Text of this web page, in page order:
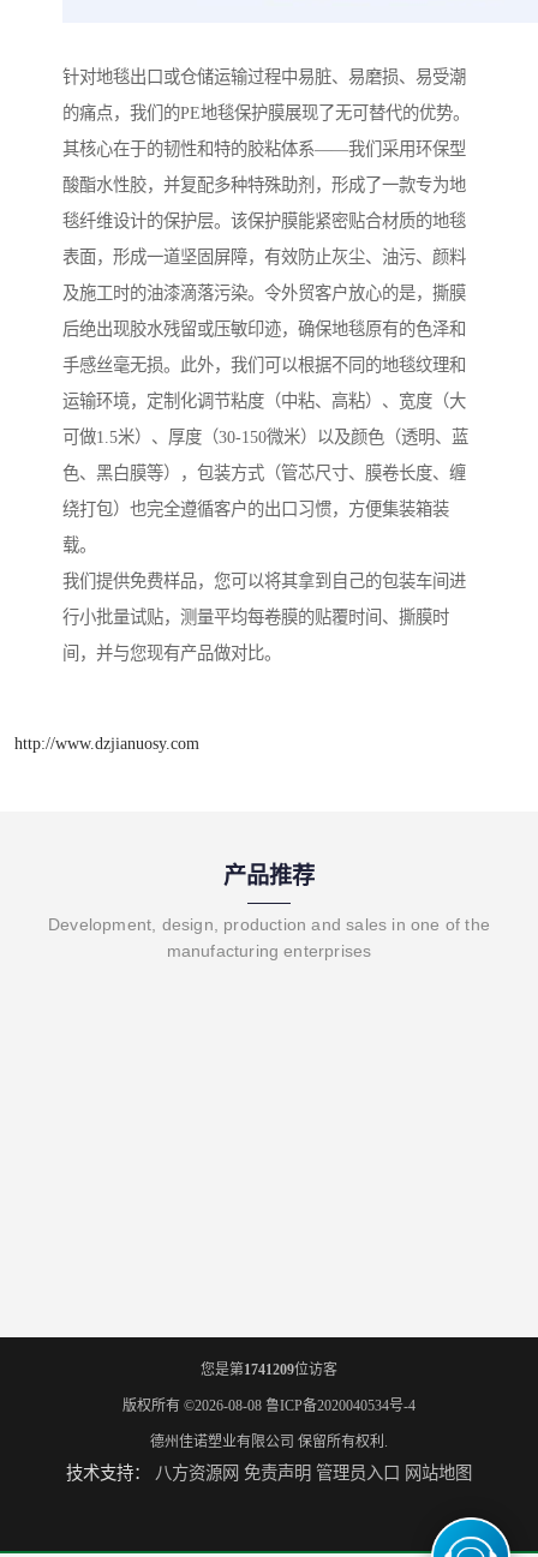
针对地毯出口或仓储运输过程中易脏、易磨损、易受潮
的痛点，我们的PE地毯保护膜展现了无可替代的优势。
其核心在于的韧性和特的胶粘体系——我们采用环保型
酸酯水性胶，并复配多种特殊助剂，形成了一款专为地
毯纤维设计的保护层。该保护膜能紧密贴合材质的地毯
表面，形成一道坚固屏障，有效防止灰尘、油污、颜料
及施工时的油漆滴落污染。令外贸客户放心的是，撕膜
后绝出现胶水残留或压敏印迹，确保地毯原有的色泽和
手感丝毫无损。此外，我们可以根据不同的地毯纹理和
运输环境，定制化调节粘度（中粘、高粘）、宽度（大
可做1.5米）、厚度（30-150微米）以及颜色（透明、蓝
色、黑白膜等），包装方式（管芯尺寸、膜卷长度、缠
绕打包）也完全遵循客户的出口习惯，方便集装箱装
载。
我们提供免费样品，您可以将其拿到自己的包装车间进
行小批量试贴，测量平均每卷膜的贴覆时间、撕膜时
间，并与您现有产品做对比。
http://www.dzjianuosy.com
产品推荐
Development, design, production and sales in one of the
manufacturing enterprises
您是第1741209位访客
版权所有 ©2026-08-08 鲁ICP备2020040534号-4
德州佳诺塑业有限公司 保留所有权利.
技术支持： 八方资源网 免责声明 管理员入口 网站地图